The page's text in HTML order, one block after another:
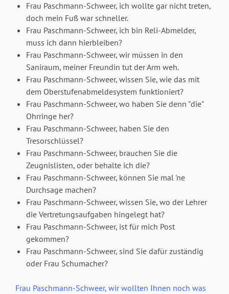
Frau Paschmann-Schweer, ich wollte gar nicht treten,
doch mein Fuß war schneller.
Frau Paschmann-Schweer, ich bin Reli-Abmelder,
muss ich dann hierbleiben?
Frau Paschmann-Schweer, wir müssen in den
Saniraum, meiner Freundin tut der Arm weh.
Frau Paschmann-Schweer, wissen Sie, wie das mit
dem Oberstufenabmeldesystem funktioniert?
Frau Paschmann-Schweer, wo haben Sie denn "die"
Ohrringe her?
Frau Paschmann-Schweer, haben Sie den
Tresorschlüssel?
Frau Paschmann-Schweer, brauchen Sie die
Zeugnislisten, oder behalte ich die?
Frau Paschmann-Schweer, können Sie mal 'ne
Durchsage machen?
Frau Paschmann-Schweer, wissen Sie, wo der Lehrer
die Vertretungsaufgaben hingelegt hat?
Frau Paschmann-Schweer, ist für mich Post
gekommen?
Frau Paschmann-Schweer, sind Sie dafür zuständig
oder Frau Schumacher?
Frau Paschmann-Schweer, wir wollten Ihnen noch was